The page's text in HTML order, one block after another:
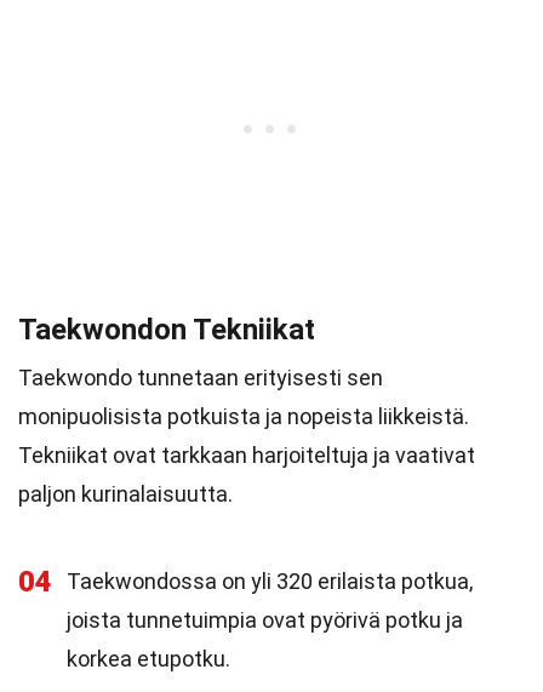
Taekwondon Tekniikat
Taekwondo tunnetaan erityisesti sen
monipuolisista potkuista ja nopeista liikkeistä.
Tekniikat ovat tarkkaan harjoiteltuja ja vaativat
paljon kurinalaisuutta.
04
Taekwondossa on yli 320 erilaista potkua,
joista tunnetuimpia ovat pyörivä potku ja
korkea etupotku.